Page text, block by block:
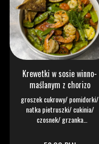
Krewetki w sosie winno-
maślanym z chorizo
groszek cukrowy/ pomidorki/
natka pietruszki/ cukinia/
czosnek/ grzanka